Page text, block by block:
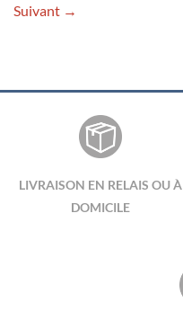
Suivant →
LIVRAISON EN RELAIS OU À
DOMICILE